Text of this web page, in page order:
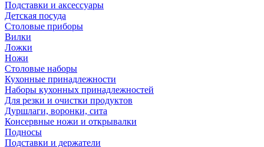
Подставки и аксессуары
Детская посуда
Столовые приборы
Вилки
Ложки
Ножи
Столовые наборы
Кухонные принадлежности
Наборы кухонных принадлежностей
Для резки и очистки продуктов
Дуршлаги, воронки, сита
Консервные ножи и открывалки
Подносы
Подставки и держатели